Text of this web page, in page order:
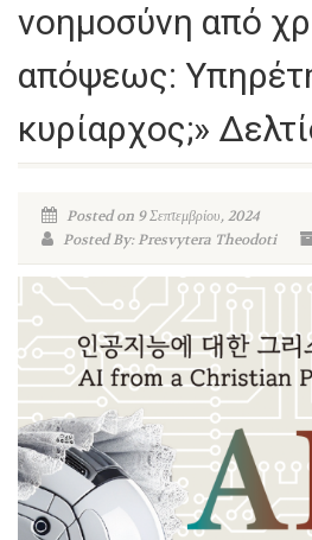
νοημοσύνη από
απόψεως:
κυρίαρχος;»
Posted on 9 Σεπτεμβρίου, 2024
Posted By: Presvytera Theodoti